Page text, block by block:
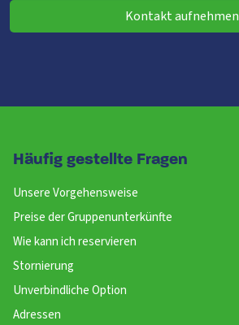
Kontakt aufnehmen
Häufig gestellte Fragen
Unsere Vorgehensweise
Preise der Gruppenunterkünfte
Wie kann ich reservieren
Stornierung
Unverbindliche Option
Adressen